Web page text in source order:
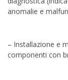
anomalie e
– Installazione e
componenti con